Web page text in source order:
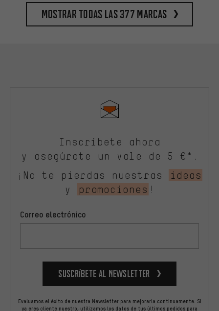
Mostrar todas las 377 marcas
Inscríbete ahora
y asegúrate un vale de 5 €*.
¡No te pierdas nuestras
ideas
y
promociones !
Correo electrónico
Suscríbete al newsletter
Evaluamos el éxito de nuestra Newsletter para mejorarla continuamente. Si
ya eres cliente nuestro, utilizamos los datos de tus últimos pedidos para